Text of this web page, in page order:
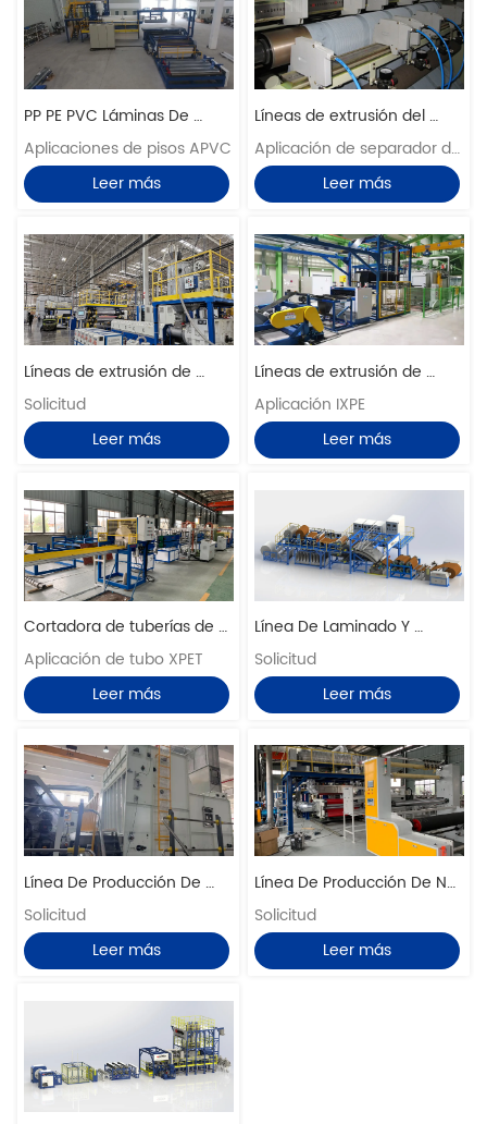
PP PE PVC Láminas De
Alfombra Líneas De
Extrusión
Aplicaciones de pisos APVC
Leer más
Líneas de extrusión del
separador de masa
UHMWPE
Aplicación de separador de
batería
Leer más
Líneas de extrusión de
horno de espuma
horizontal de hoja XPE
Solicitud
Leer más
Líneas de extrusión de
horno de espuma vertical
de hoja IXPE IXPP
Aplicación IXPE
Leer más
Cortadora de tuberías de
aislamiento XPE y líneas de
producción de soldadura
Aplicación de tubo XPET
Leer más
Línea De Laminado Y
Repujado De Cuero
Sintético
Solicitud
Leer más
Línea De Producción De
Punzonado De Agujas No
Tejidas
Solicitud
Leer más
Línea De Producción De No
Tejido Fundido Soplado
Solicitud
Leer más